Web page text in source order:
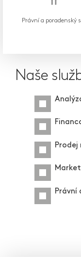
Právní a poradenský
Naše
Právní